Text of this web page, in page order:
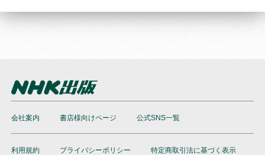
会社案内 書店様向けページ 公式SNS一覧
利用規約 プライバシーポリシー 特定商取引法に基づく表示